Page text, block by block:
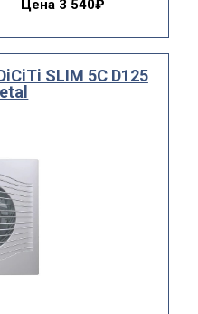
Цена 3 540₽
SLIM 5C D125